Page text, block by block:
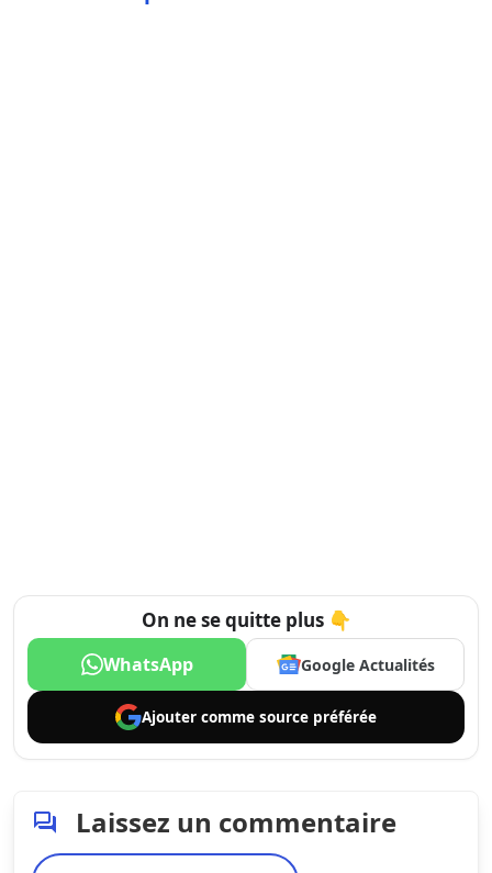
On ne se quitte plus 👇
WhatsApp Google Actualités
Ajouter comme source préférée
Laissez un commentaire